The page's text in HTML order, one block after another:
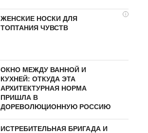
i
ЖЕНСКИЕ НОСКИ ДЛЯ
ТОПТАНИЯ ЧУВСТВ
ОКНО МЕЖДУ ВАННОЙ И
КУХНЕЙ: ОТКУДА ЭТА
АРХИТЕКТУРНАЯ НОРМА
ПРИШЛА В
ДОРЕВОЛЮЦИОННУЮ РОССИЮ
ИСТРЕБИТЕЛЬНАЯ БРИГАДА И